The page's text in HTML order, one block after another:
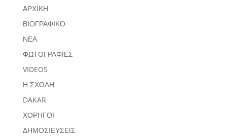
ΑΡΧΙΚΗ
ΒΙΟΓΡΑΦΙΚΟ
ΝΕΑ
ΦΩΤΟΓΡΑΦΙΕΣ
VIDEOS
Η ΣΧΟΛΗ
DAKAR
ΧΟΡΗΓΟΙ
ΔΗΜΟΣΙΕΥΣΕΙΣ